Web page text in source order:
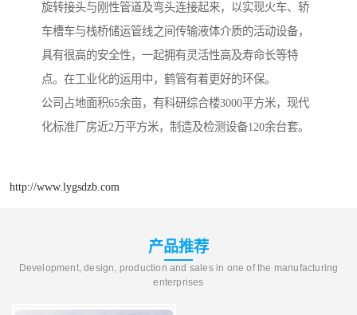
旋转接头与刚性管道及弯头连接起来，以实现火车、轿
车槽车与栈桥储运管线之间传输液体介质的活动设备，
具有很高的安全性，一起拥有灵活性高及寿命长等特
点。在工业化的运用中，鹤管有着更好的环保。
公司占地面积65余亩，有科研综合楼3000平方米，现代
化标准厂房近2万平方米，制造及检测设备120余台套。
http://www.lygsdzb.com
产品推荐
Development, design, production and sales in one of the manufacturing
enterprises